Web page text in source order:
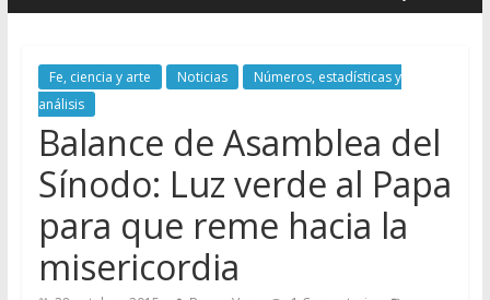
Fe, ciencia y arte Noticias
Números, estadísticas y
análisis
Balance de Asamblea del
Sínodo: Luz verde al Papa
para que reme hacia la
misericordia